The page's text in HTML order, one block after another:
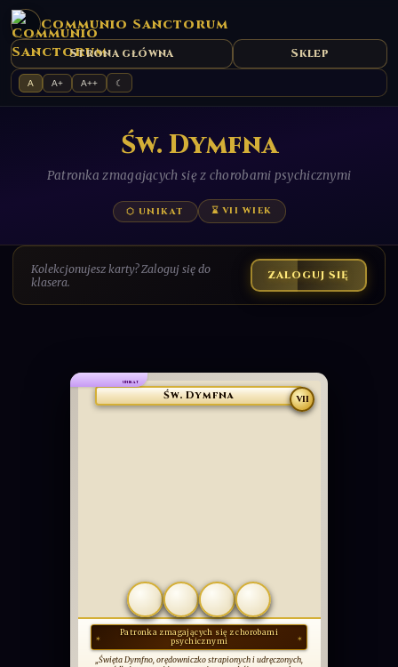
Communio Sanctorum
Strona główna Sklep
A A+ A++ ☾
​Św. Dymfna
Patronka zmagających się z chorobami psychicznymi
⬡ UNIKAT ⌛ VII WIEK
Kolekcjonujesz karty? Zaloguj się do
klasera.
ZALOGUJ SIĘ